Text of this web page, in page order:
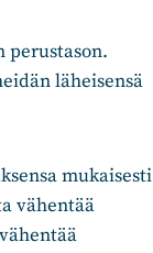
perustason.
läheisensä
mukaisesti
vähentää